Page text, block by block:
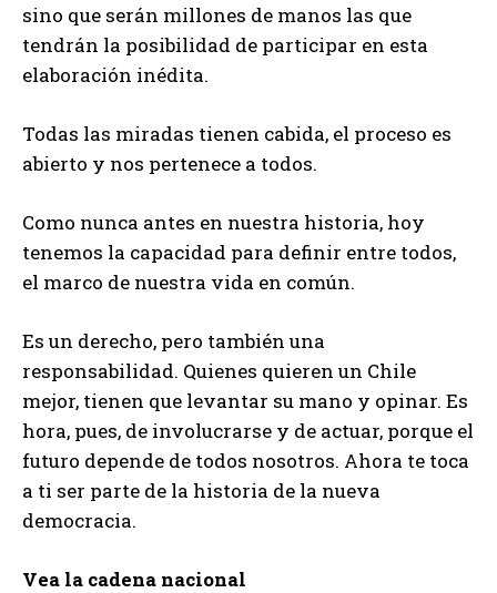
sino que serán millones de manos las que
tendrán la posibilidad de participar en esta
elaboración inédita.
Todas las miradas tienen cabida, el proceso es
abierto y nos pertenece a todos.
Como nunca antes en nuestra historia, hoy
tenemos la capacidad para definir entre todos,
el marco de nuestra vida en común.
Es un derecho, pero también una
responsabilidad. Quienes quieren un Chile
mejor, tienen que levantar su mano y opinar. Es
hora, pues, de involucrarse y de actuar, porque el
futuro depende de todos nosotros. Ahora te toca
a ti ser parte de la historia de la nueva
democracia.
Vea la cadena nacional